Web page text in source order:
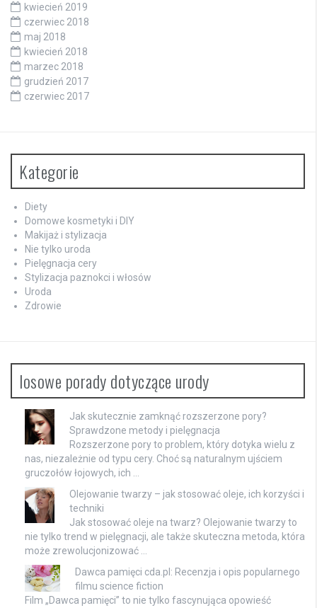
kwiecień 2019
czerwiec 2018
maj 2018
kwiecień 2018
marzec 2018
grudzień 2017
czerwiec 2017
Kategorie
Diety
Domowe kosmetyki i DIY
Makijaż i stylizacja
Nie tylko uroda
Pielęgnacja cery
Stylizacja paznokci i włosów
Uroda
Zdrowie
losowe porady dotyczące urody
Jak skutecznie zamknąć rozszerzone pory?
Sprawdzone metody i pielęgnacja
Rozszerzone pory to problem, który dotyka wielu z
nas, niezależnie od typu cery. Choć są naturalnym ujściem
gruczołów łojowych, ich …
Olejowanie twarzy – jak stosować oleje, ich korzyści i
techniki
Jak stosować oleje na twarz? Olejowanie twarzy to
nie tylko trend w pielęgnacji, ale także skuteczna metoda, która
może zrewolucjonizować …
Dawca pamięci cda.pl: Recenzja i opis popularnego
filmu science fiction
Film „Dawca pamięci” to nie tylko fascynująca opowieść